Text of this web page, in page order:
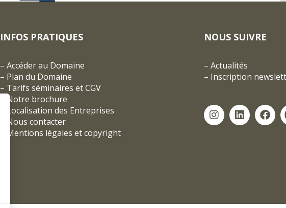
INFOS PRATIQUES
– Accéder au Domaine
– Plan du Domaine
– Tarifs séminaires et CGV
– Notre brochure
Localisation des Entreprises
Nous contacter
Mentions légales et copyright
NOUS SUIVRE
– Actualités
– Inscription